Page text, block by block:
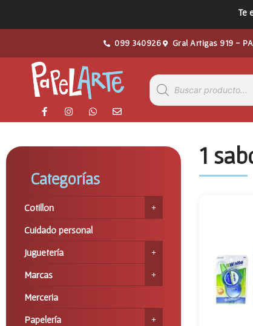
Te
099 340926 Gral Artigas 919 -
Categorías
Cotillon
Cuidado personal
Juguetería
Marcas
Merceria
Papelería
1